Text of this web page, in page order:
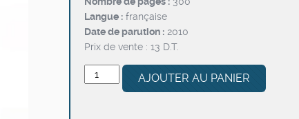
Langue : française
Date de parution : 2010
Prix de vente : 13 D.T.
quantité
de
AJOUTER AU PANIER